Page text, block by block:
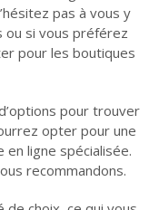
pas à vous y
ou si vous préférez
pour les boutiques
pour trouver
opter pour une
ligne spécialisée.
recommandons.